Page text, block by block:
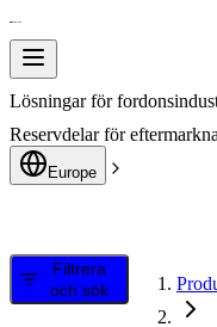
Lösningar för
Reservdelar för
Europe
Filtrera
och sök